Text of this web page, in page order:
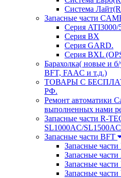
Система
Запасные части
Серия ATI3000/
Серия BX
Серия GARD.
Серия BXL
Барахолка( новые и
BFT, FAAC и т.д.)
ТОВАРЫ С
РФ.
Ремонт автоматики
выполненных нами
Запасные части R-
SL1000AC/
Запасные части BFT
Запасные
Запасные
Запасные
Запасные